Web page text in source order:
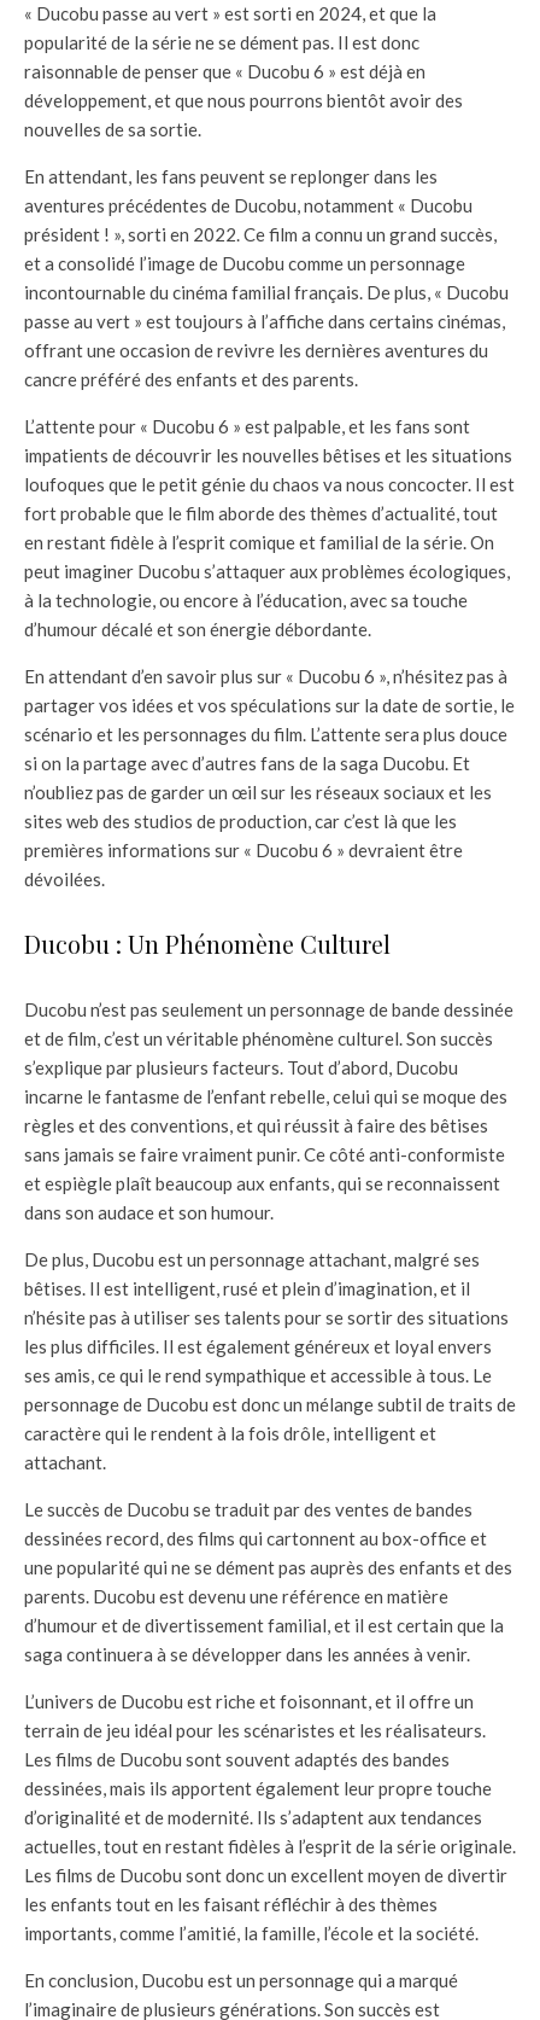
« Ducobu passe au vert » est sorti en 2024, et que la
popularité de la série ne se dément pas. Il est donc
raisonnable de penser que « Ducobu 6 » est déjà en
développement, et que nous pourrons bientôt avoir des
nouvelles de sa sortie.
En attendant, les fans peuvent se replonger dans les
aventures précédentes de Ducobu, notamment « Ducobu
président ! », sorti en 2022. Ce film a connu un grand succès,
et a consolidé l’image de Ducobu comme un personnage
incontournable du cinéma familial français. De plus, « Ducobu
passe au vert » est toujours à l’affiche dans certains cinémas,
offrant une occasion de revivre les dernières aventures du
cancre préféré des enfants et des parents.
L’attente pour « Ducobu 6 » est palpable, et les fans sont
impatients de découvrir les nouvelles bêtises et les situations
loufoques que le petit génie du chaos va nous concocter. Il est
fort probable que le film aborde des thèmes d’actualité, tout
en restant fidèle à l’esprit comique et familial de la série. On
peut imaginer Ducobu s’attaquer aux problèmes écologiques,
à la technologie, ou encore à l’éducation, avec sa touche
d’humour décalé et son énergie débordante.
En attendant d’en savoir plus sur « Ducobu 6 », n’hésitez pas à
partager vos idées et vos spéculations sur la date de sortie, le
scénario et les personnages du film. L’attente sera plus douce
si on la partage avec d’autres fans de la saga Ducobu. Et
n’oubliez pas de garder un œil sur les réseaux sociaux et les
sites web des studios de production, car c’est là que les
premières informations sur « Ducobu 6 » devraient être
dévoilées.
Ducobu : Un Phénomène Culturel
Ducobu n’est pas seulement un personnage de bande dessinée
et de film, c’est un véritable phénomène culturel. Son succès
s’explique par plusieurs facteurs. Tout d’abord, Ducobu
incarne le fantasme de l’enfant rebelle, celui qui se moque des
règles et des conventions, et qui réussit à faire des bêtises
sans jamais se faire vraiment punir. Ce côté anti-conformiste
et espiègle plaît beaucoup aux enfants, qui se reconnaissent
dans son audace et son humour.
De plus, Ducobu est un personnage attachant, malgré ses
bêtises. Il est intelligent, rusé et plein d’imagination, et il
n’hésite pas à utiliser ses talents pour se sortir des situations
les plus difficiles. Il est également généreux et loyal envers
ses amis, ce qui le rend sympathique et accessible à tous. Le
personnage de Ducobu est donc un mélange subtil de traits de
caractère qui le rendent à la fois drôle, intelligent et
attachant.
Le succès de Ducobu se traduit par des ventes de bandes
dessinées record, des films qui cartonnent au box-office et
une popularité qui ne se dément pas auprès des enfants et des
parents. Ducobu est devenu une référence en matière
d’humour et de divertissement familial, et il est certain que la
saga continuera à se développer dans les années à venir.
L’univers de Ducobu est riche et foisonnant, et il offre un
terrain de jeu idéal pour les scénaristes et les réalisateurs.
Les films de Ducobu sont souvent adaptés des bandes
dessinées, mais ils apportent également leur propre touche
d’originalité et de modernité. Ils s’adaptent aux tendances
actuelles, tout en restant fidèles à l’esprit de la série originale.
Les films de Ducobu sont donc un excellent moyen de divertir
les enfants tout en les faisant réfléchir à des thèmes
importants, comme l’amitié, la famille, l’école et la société.
En conclusion, Ducobu est un personnage qui a marqué
l’imaginaire de plusieurs générations. Son succès est